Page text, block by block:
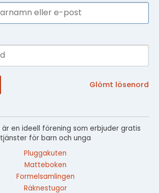
Glömt lösenord
är en ideell förening som erbjuder gratis
tjänster för barn och unga
Pluggakuten
Matteboken
Formelsamlingen
Räknestugor